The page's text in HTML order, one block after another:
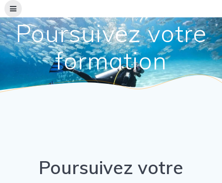
to
content
Poursuivez votre
formation
Poursuivez votre